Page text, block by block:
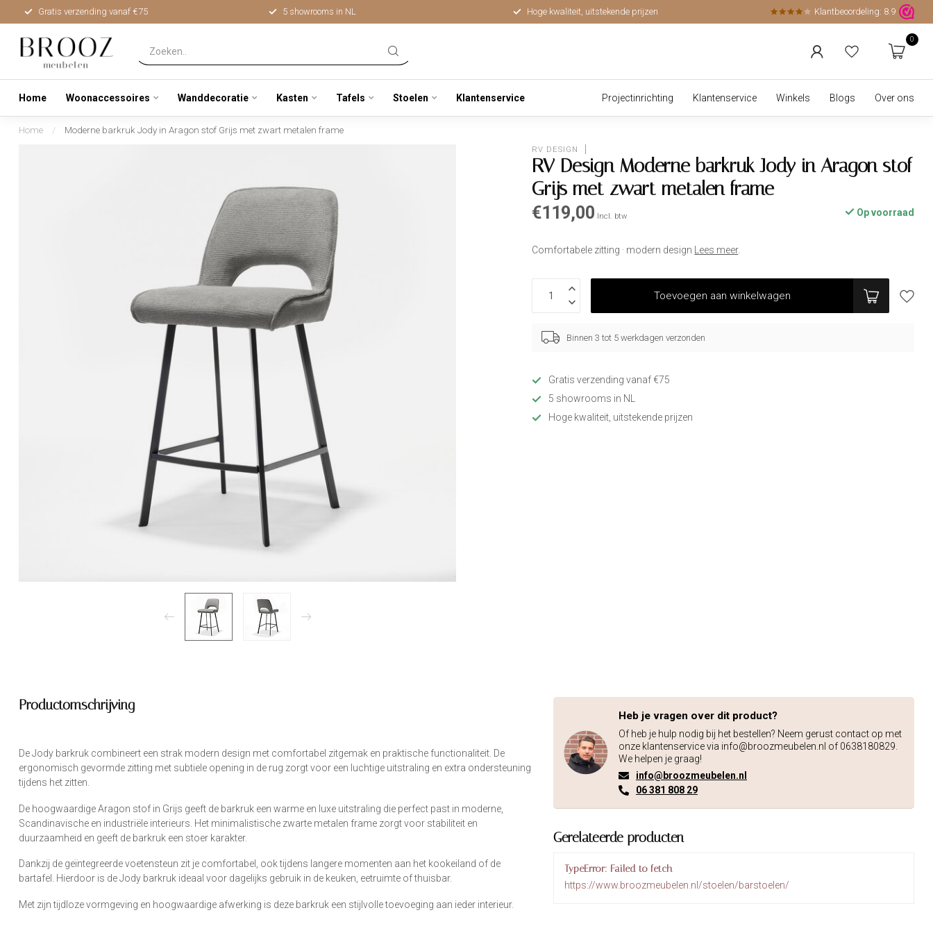
Gratis verzending vanaf €75 5 showrooms in NL Hoge kwaliteit, uitstekende prijzen Klantbeoordeling: 8.9
0
Home Woonaccessoires Wanddecoratie Kasten Tafels Stoelen Klantenservice Projectinrichting Klantenservice Winkels Blogs Over ons
Home / Moderne barkruk Jody in Aragon stof Grijs met zwart metalen frame
RV DESIGN
RV Design Moderne barkruk Jody in Aragon stof
Grijs met zwart metalen frame
€119,00 Incl. btw Op voorraad
Comfortabele zitting · modern design Lees meer.
Toevoegen aan winkelwagen
Binnen 3 tot 5 werkdagen verzonden
Gratis verzending vanaf €75
5 showrooms in NL
Hoge kwaliteit, uitstekende prijzen
Productomschrijving
De Jody barkruk combineert een strak modern design met comfortabel zitgemak en praktische functionaliteit. De
ergonomisch gevormde zitting met subtiele opening in de rug zorgt voor een luchtige uitstraling en extra ondersteuning
tijdens het zitten.
De hoogwaardige Aragon stof in Grijs geeft de barkruk een warme en luxe uitstraling die perfect past in moderne,
Scandinavische en industriële interieurs. Het minimalistische zwarte metalen frame zorgt voor stabiliteit en
duurzaamheid en geeft de barkruk een stoer karakter.
Dankzij de geïntegreerde voetensteun zit je comfortabel, ook tijdens langere momenten aan het kookeiland of de
bartafel. Hierdoor is de Jody barkruk ideaal voor dagelijks gebruik in de keuken, eetruimte of thuisbar.
Met zijn tijdloze vormgeving en hoogwaardige afwerking is deze barkruk een stijlvolle toevoeging aan ieder interieur.
Heb je vragen over dit product?
Of heb je hulp nodig bij het bestellen? Neem gerust contact op met
onze klantenservice via info@broozmeubelen.nl of 0638180829.
We helpen je graag!
info@broozmeubelen.nl
06 381 808 29
Gerelateerde producten
TypeError: Failed to fetch
https://www.broozmeubelen.nl/stoelen/barstoelen/